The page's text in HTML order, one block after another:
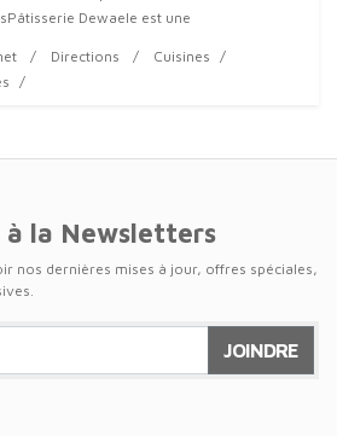
Dewaele est une
Directions
Cuisines
la Newsletters
nos dernières mises à jour, offres spéciales,
JOINDRE